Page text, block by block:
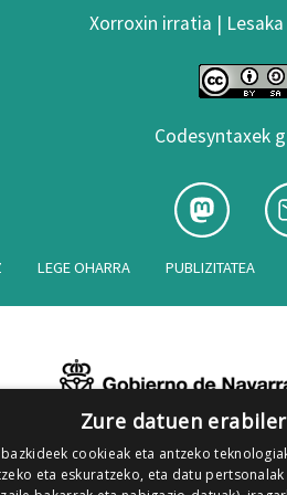
Xorroxin irratia | Lesaka
Codesyntaxek
LEGE OHARRA PUBLIZITATEA
Zure datuen
cookieak eta antzeko
eta eskuratzeko, eta datu